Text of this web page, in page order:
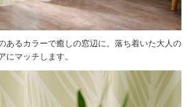
あるカラーで癒しの窓辺に。落ち着いた大人の
にマッチします。